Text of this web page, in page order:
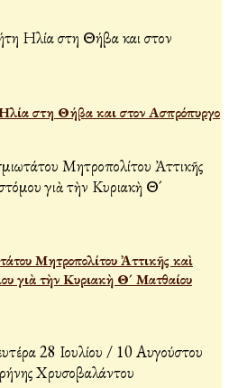
στη Θήβα και στον Ασπρόπυργο
Μητροπολίτου Ἀττικῆς καὶ
γιὰ τὴν Κυριακὴ Θ´ Ματθαίου